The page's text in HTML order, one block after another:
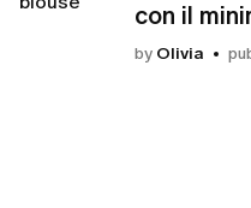
con il
by Olivia